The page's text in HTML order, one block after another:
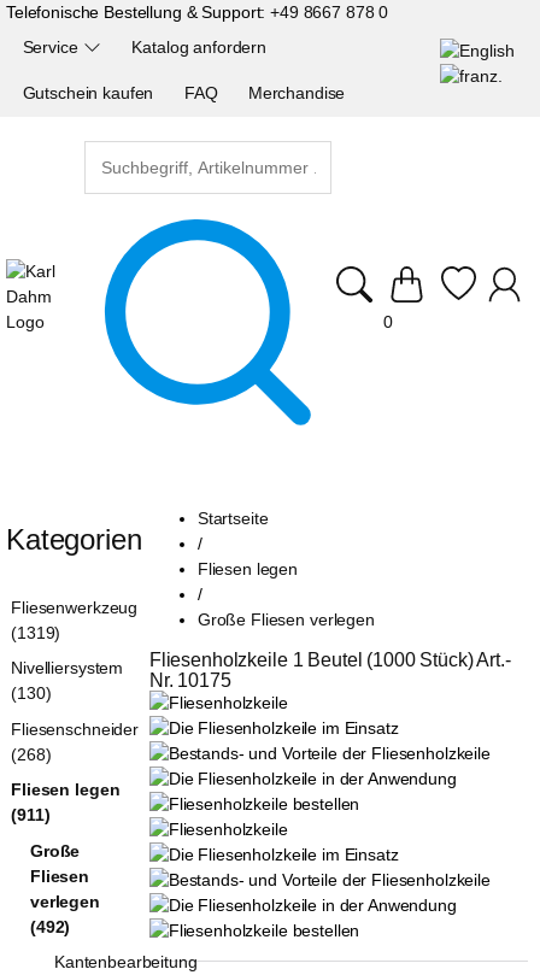
Telefonische Bestellung & Support:+49 8667 878 0
Service Katalog anfordern
Gutschein kaufen FAQ Merchandise
0
Startseite
/
Fliesen legen
/
Große Fliesen verlegen
Fliesenholzkeile 1 Beutel (1000 Stück) Art.-
Nr. 10175
Kategorien
Fliesenwerkzeug
(1319)
Nivelliersystem
(130)
Fliesenschneider
(268)
Fliesen legen
(911)
Große
Fliesen
verlegen
(492)
Kantenbearbeitung